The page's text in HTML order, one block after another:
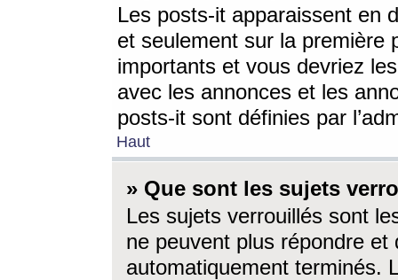
Les posts-it apparaissent en
et seulement sur la première
importants et vous devriez
avec les annonces et les
posts-it sont définies par
Haut
» Que sont les sujets
Les sujets verrouillés sont
ne peuvent plus répondre
automatiquement terminés.